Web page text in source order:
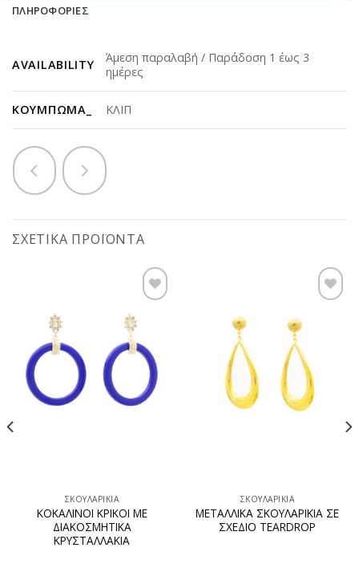
ΠΛΗΡΟΦΟΡΊΕΣ
AVAILABILITY
Άμεση παραλαβή / Παράδοση 1 έως 3
ημέρες
ΚΟΎΜΠΩΜΑ_ ΚΛΙΠ
ΣΧΕΤΙΚΆ ΠΡΟΪΌΝΤΑ
Προσθήκη
στη
wishlist
ΣΚΟΥΛΑΡΊΚΙΑ
ΚΟΚΑΛΙΝΟΙ ΚΡΙΚΟΙ ΜΕ
ΔΙΑΚΟΣΜΗΤΙΚΑ
ΚΡΥΣΤΑΛΛΑΚΙΑ
Προσθήκη
wishlist
ΣΚΟΥΛΑΡΊΚΙΑ
ΜΕΤΑΛΛΙΚΑ ΣΚΟΥΛΑΡΙΚΙΑ ΣΕ
ΣΧΕΔΙΟ TEARDROP